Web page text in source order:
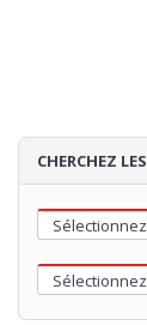
CHERCHEZ